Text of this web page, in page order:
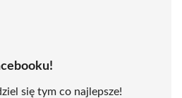
się tym co najlepsze!